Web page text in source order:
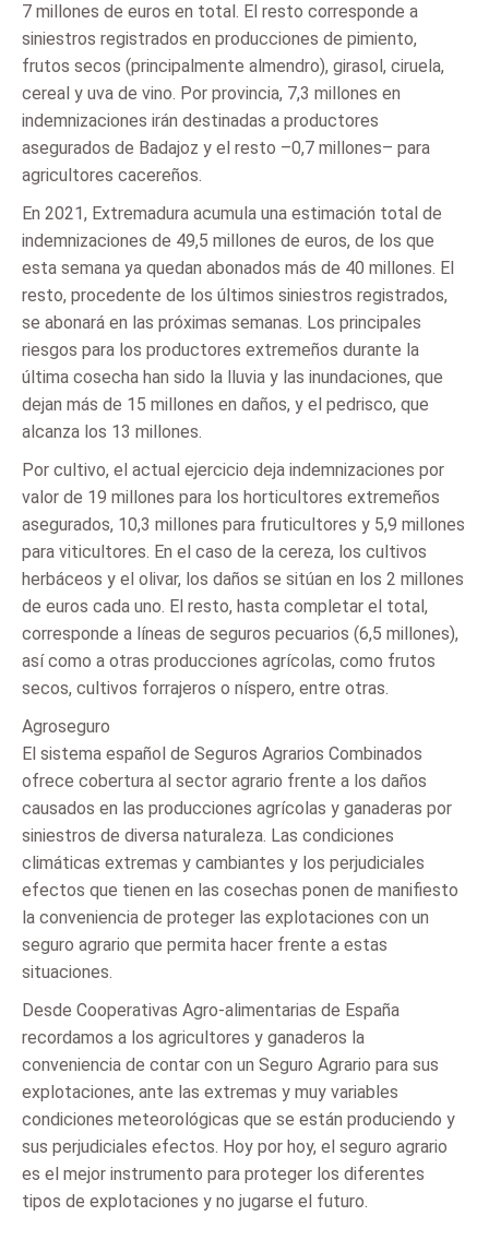
7 millones de euros en total. El resto corresponde a
siniestros registrados en producciones de pimiento,
frutos secos (principalmente almendro), girasol, ciruela,
cereal y uva de vino. Por provincia, 7,3 millones en
indemnizaciones irán destinadas a productores
asegurados de Badajoz y el resto –0,7 millones– para
agricultores cacereños.
En 2021, Extremadura acumula una estimación total de
indemnizaciones de 49,5 millones de euros, de los que
esta semana ya quedan abonados más de 40 millones. El
resto, procedente de los últimos siniestros registrados,
se abonará en las próximas semanas. Los principales
riesgos para los productores extremeños durante la
última cosecha han sido la lluvia y las inundaciones, que
dejan más de 15 millones en daños, y el pedrisco, que
alcanza los 13 millones.
Por cultivo, el actual ejercicio deja indemnizaciones por
valor de 19 millones para los horticultores extremeños
asegurados, 10,3 millones para fruticultores y 5,9 millones
para viticultores. En el caso de la cereza, los cultivos
herbáceos y el olivar, los daños se sitúan en los 2 millones
de euros cada uno. El resto, hasta completar el total,
corresponde a líneas de seguros pecuarios (6,5 millones),
así como a otras producciones agrícolas, como frutos
secos, cultivos forrajeros o níspero, entre otras.
Agroseguro
El sistema español de Seguros Agrarios Combinados
ofrece cobertura al sector agrario frente a los daños
causados en las producciones agrícolas y ganaderas por
siniestros de diversa naturaleza. Las condiciones
climáticas extremas y cambiantes y los perjudiciales
efectos que tienen en las cosechas ponen de manifiesto
la conveniencia de proteger las explotaciones con un
seguro agrario que permita hacer frente a estas
situaciones.
Desde Cooperativas Agro-alimentarias de España
recordamos a los agricultores y ganaderos la
conveniencia de contar con un Seguro Agrario para sus
explotaciones, ante las extremas y muy variables
condiciones meteorológicas que se están produciendo y
sus perjudiciales efectos. Hoy por hoy, el seguro agrario
es el mejor instrumento para proteger los diferentes
tipos de explotaciones y no jugarse el futuro.